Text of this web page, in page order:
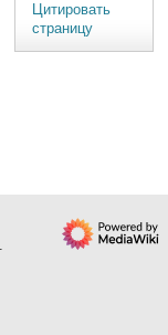
Цитировать
страницу